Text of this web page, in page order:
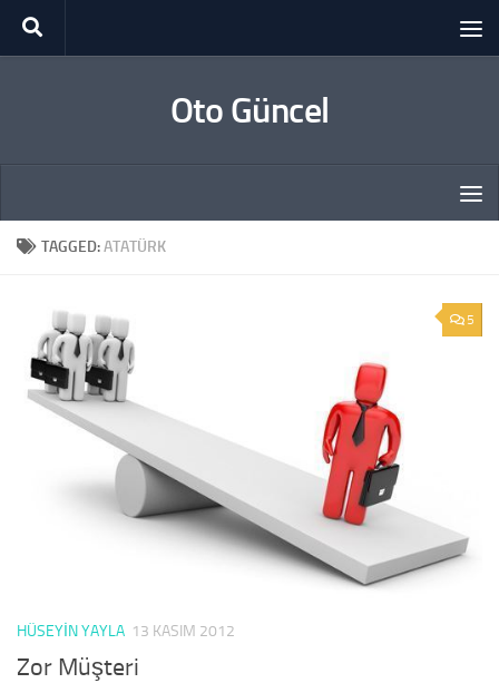
Skip to content
Oto Güncel
TAGGED:ATATÜRK
5
HÜSEYIN YAYLA 13 KASIM 2012
Zor Müşteri